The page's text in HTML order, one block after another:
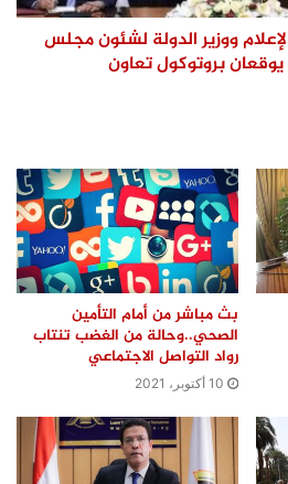
ووزير الدولة لشئون مجلس
يوقعان بروتوكول تعاون
بث مباشر من أمام التأمين
الصحي..وحالة من الغضب تنتاب
رواد التواصل الاجتماعي
10 أكتوبر، 2021